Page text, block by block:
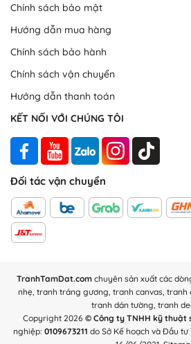
Tranh foam khung
viền 0.5cm, giúp bảo vệ bức tranh với
trầy xước và chịu nhiệt rất tốt.
Chính sách bảo mật
Hướng dẫn mua hàng
Chính sách bảo hành
Chính sách vận chuyển
Hướng dẫn thanh toán
KẾT NỐI VỚI CHÚNG TÔI
Đối tác vận chuyển
TranhTamDat.comchuyên sản xuất các
nhẹ, tranh tráng gương, tranh canvas, tranh
tranh dán tường, tranh
Copyright 2026 © Công ty TNHH kỹ thuật
nghiệp: 0109673211 do Sở Kế hoạch và Đầu